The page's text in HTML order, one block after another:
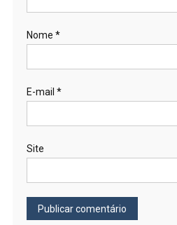
Nome *
E-mail *
Site